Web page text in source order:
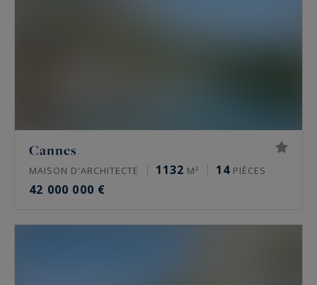
Cannes
MAISON D'ARCHITECTE 1132 M² 14 PIÈCES
42 000 000 €